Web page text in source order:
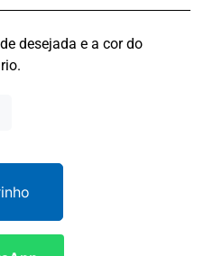
desejada e a cor do